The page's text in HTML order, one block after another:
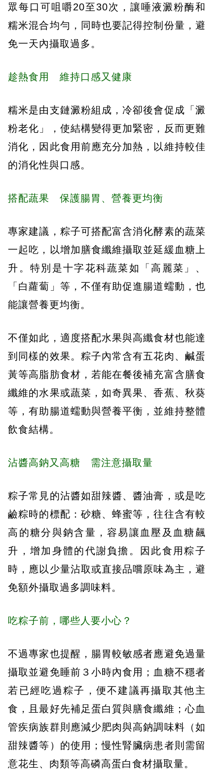
眾每口可咀嚼20至30次，讓唾液澱粉酶和
糯米混合均勻，同時也要記得控制份量，避
免一天內攝取過多。
趁熱食用 維持口感又健康
糯米是由支鏈澱粉組成，冷卻後會促成「澱
粉老化」，使結構變得更加緊密，反而更難
消化，因此食用前應充分加熱，以維持較佳
的消化性與口感。
搭配蔬果 保護腸胃、營養更均衡
專家建議，粽子可搭配富含消化酵素的蔬菜
一起吃，以增加膳食纖維攝取並延緩血糖上
升。特別是十字花科蔬菜如「高麗菜」、
「白蘿蔔」等，不僅有助促進腸道蠕動，也
能讓營養更均衡。
不僅如此，適度搭配水果與高纖食材也能達
到同樣的效果。粽子內常含有五花肉、鹹蛋
黃等高脂肪食材，若能在餐後補充富含膳食
纖維的水果或蔬菜，如奇異果、香蕉、秋葵
等，有助腸道蠕動與營養平衡，並維持整體
飲食結構。
沾醬高鈉又高糖 需注意攝取量
粽子常見的沾醬如甜辣醬、醬油膏，或是吃
鹼粽時的標配：砂糖、蜂蜜等，往往含有較
高的糖分與鈉含量，容易讓血壓及血糖飆
升，增加身體的代謝負擔。因此食用粽子
時，應以少量沾取或直接品嚐原味為主，避
免額外攝取過多調味料。
吃粽子前，哪些人要小心？
不過專家也提醒，腸胃較敏感者應避免過量
攝取並避免睡前３小時內食用；血糖不穩者
若已經吃過粽子，便不建議再攝取其他主
食，且最好先補足蛋白質與膳食纖維；心血
管疾病族群則應減少肥肉與高鈉調味料（如
甜辣醬等）的使用；慢性腎臟病患者則需留
意花生、肉類等高磷高蛋白食材攝取量。